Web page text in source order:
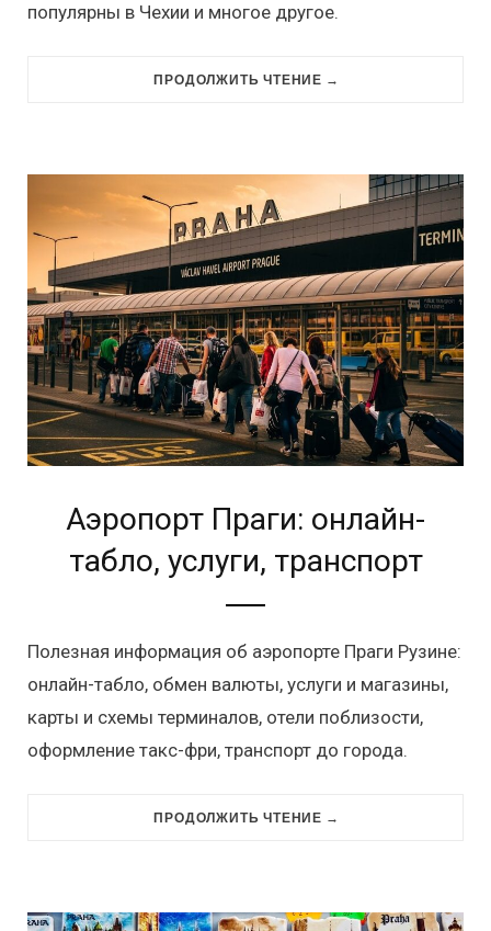
популярны в Чехии и многое другое.
ПРОДОЛЖИТЬ ЧТЕНИЕ →
Аэропорт Праги: онлайн-
табло, услуги, транспорт
Полезная информация об аэропорте Праги Рузине:
онлайн-табло, обмен валюты, услуги и магазины,
карты и схемы терминалов, отели поблизости,
оформление такс-фри, транспорт до города.
ПРОДОЛЖИТЬ ЧТЕНИЕ →